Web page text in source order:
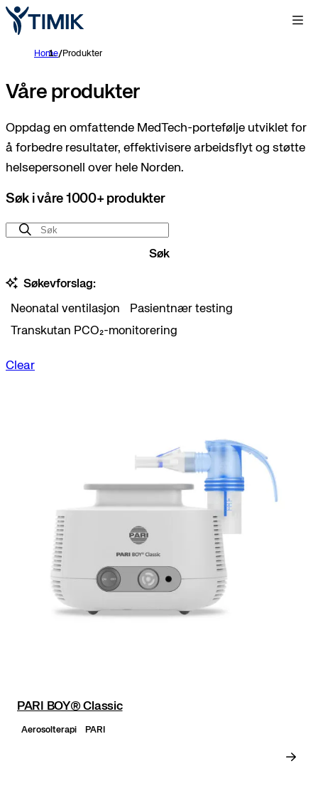
Home/Produkter
Våre produkter
Oppdag en omfattende MedTech-portefølje utviklet for
å forbedre resultater, effektivisere arbeidsflyt og støtte
helsepersonell over hele Norden.
Søk i våre 1000+ produkter
Søk
Søkevforslag:
Neonatal ventilasjon
Pasientnær testing
Transkutan PCO₂-monitorering
Clear
PARI BOY® Classic
Aerosolterapi PARI